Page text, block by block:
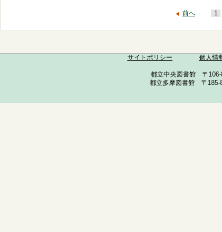
前へ 1
サイトポリシー 個人情
都立中央図書館 〒
都立多摩図書館 〒185-